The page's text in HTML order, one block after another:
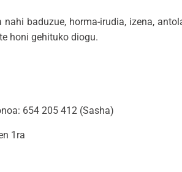
baduzue, horma-irudia, izena,
honi gehituko diogu.
654 205 412 (Sasha)
1ra